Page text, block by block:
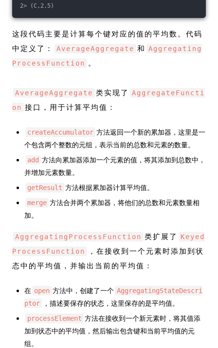
2> (C,2.5)
这段代码主要是计算每个键对应的值的平均数。代码
中定义了：
AverageAggregate 和 Aggregating
ProcessFunction 。
AverageAggregate 类实现了
AggregateFuncti
on 接口，用于计算平均值：
createAccumulator 方法返回一个新的累加器，这里是一
个包含两个整数的元组，表示当前的总数和元素的数量。
add 方法向累加器添加一个元素的值，将其添加到总数中，
并增加元素数量。
getResult 方法根据累加器计算平均值。
merge 方法合并两个累加器，将他们的总数和元素数量相
加。
AggregatingProcessFunction 类扩展了
Keyed
ProcessFunction
，在接收到一个元素时添加到状
态中的平均值，并输出当前的平均值：
在 open 方法中，创建了一个 AggregatingStateDescri
ptor
，描述要保存的状态，这里保存的是平均值。
processElement 方法在接收到一个新元素时，将其值添
加到状态中的平均值，然后输出包含键和当前平均值的元
组。